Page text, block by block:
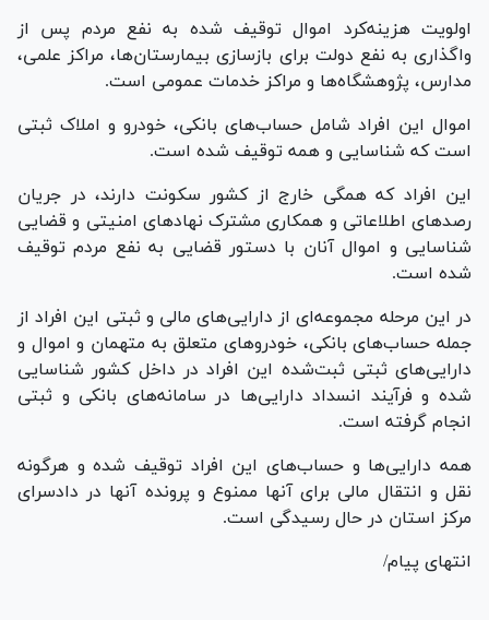
اولویت هزینه‌کرد اموال توقیف شده به نفع مردم پس از
واگذاری به نفع دولت برای بازسازی بیمارستان‌ها، مراکز علمی،
مدارس، پژوهشگاه‌ها و مراکز خدمات عمومی است.
اموال این افراد شامل حساب‌های بانکی، خودرو و املاک ثبتی
است که شناسایی و همه توقیف شده است.
این افراد که همگی خارج از کشور سکونت دارند، در جریان
رصد‌های اطلاعاتی و همکاری مشترک نهاد‌های امنیتی و قضایی
شناسایی و اموال آنان با دستور قضایی به نفع مردم توقیف
شده است.
در این مرحله مجموعه‌ای از دارایی‌های مالی و ثبتی این افراد از
جمله حساب‌های بانکی، خودرو‌های متعلق به متهمان و اموال و
دارایی‌های ثبتی ثبت‌شده این افراد در داخل کشور شناسایی
شده و فرآیند انسداد دارایی‌ها در سامانه‌های بانکی و ثبتی
انجام گرفته است.
همه دارایی‌ها و حساب‌های این افراد توقیف شده و هرگونه
نقل و انتقال مالی برای آنها ممنوع و پرونده آنها در دادسرای
مرکز استان در حال رسیدگی است.
انتهای پیام/